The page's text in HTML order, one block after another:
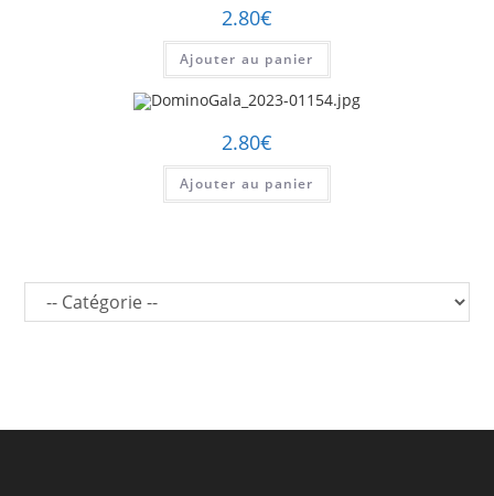
2.80€
Ajouter au panier
2.80€
Ajouter au panier